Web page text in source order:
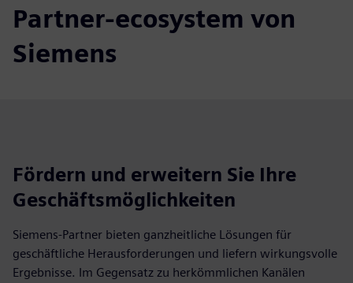
Partner-ecosystem von
Siemens
Fördern und erweitern Sie Ihre
Geschäftsmöglichkeiten
Siemens-Partner bieten ganzheitliche Lösungen für
geschäftliche Herausforderungen und liefern wirkungsvolle
Ergebnisse. Im Gegensatz zu herkömmlichen Kanälen